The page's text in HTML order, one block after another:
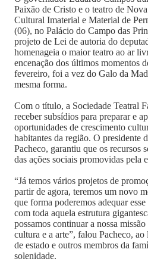
Paixão de Cristo e o teatro de
Cultural Imaterial e Material de
(06), no Palácio do Campo das
projeto de Lei de autoria do
homenageia o maior teatro ao ar
encenação dos últimos momentos
fevereiro, foi a vez do Galo da
mesma forma.
Com o título, a Sociedade Teatral
receber subsídios para preparar e
oportunidades de crescimento
habitantes da região. O presidente
Pacheco, garantiu que os recursos
das ações sociais promovidas pela
“Já temos vários projetos de
partir de agora, teremos um novo
que forma poderemos adequar
com toda aquela estrutura
possamos continuar a nossa
cultura e a arte”, falou Pacheco, ao
de estado e outros membros da
solenidade.